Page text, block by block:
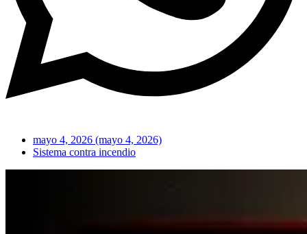
mayo 4, 2026 (mayo 4, 2026)
Sistema contra incendio